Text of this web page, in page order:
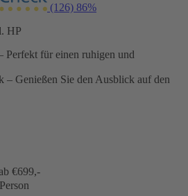
(126) 86%
HP
Perfekt für einen ruhigen und
– Genießen Sie den Ausblick auf den
€699,-